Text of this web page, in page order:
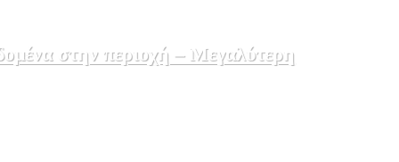
στην περιοχή – Μεγαλύτερη